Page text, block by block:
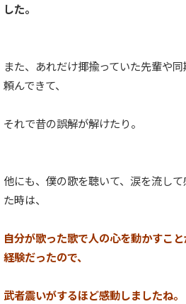
した。
また、あれだけ揶揄っていた先輩や
頼んできて、
それで昔の誤解が解けたり。
他にも、僕の歌を聴いて、涙を流し
た時は、
自分が歌った歌で人の心を動かすこ
経験だったので、
武者震いがするほど感動しましたね。